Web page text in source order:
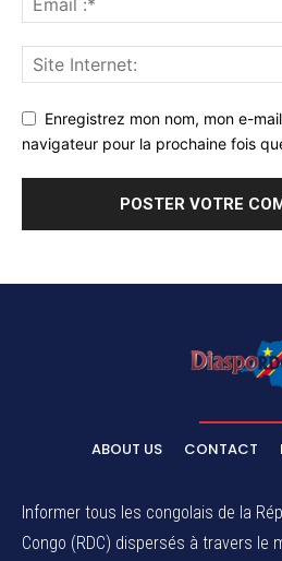
Enregistrez mon nom, mon e-
navigateur pour la prochaine fois
ABOUT US CONTACT
Informer tous les congolais de la
Congo (RDC) dispersés à travers le